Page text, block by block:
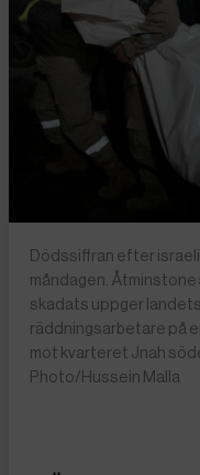
Dödssiffran efter
måndagen.
skadats uppger
räddningsarbetare på
mot kvarteret Jnah
Photo/Hussein Malla